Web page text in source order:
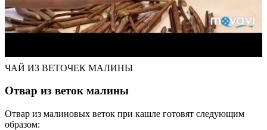
ЧАЙ ИЗ ВЕТОЧЕК МАЛИНЫ
Отвар из веток малины
Отвар из малиновых веток при кашле готовят следующим
образом: